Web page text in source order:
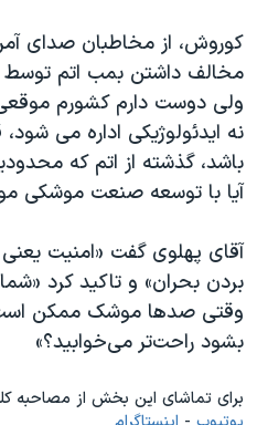
کوروش، از مخاطبان صدای
مخالف داشتن بمب اتم
ولی دوست دارم کشورم
نه ایدئولوژیکی اداره می
باشد، گذشته از اتم که
آیا با توسعه صنعت موشکی
آقای پهلوی گفت «امنیت
بردن بحران» و تاکید کرد
وقتی صدها موشک ممکن
بشود راحت‌تر می‌خوابید؟»
برای تماشای این بخش از مصاحبه